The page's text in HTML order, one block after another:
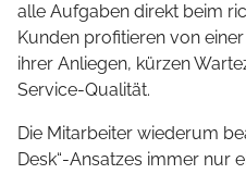
alle Aufgaben direkt beim
Kunden profitieren von
ihrer Anliegen, kürzen
Service-Qualität.
Die Mitarbeiter wiederum
Desk“-Ansatzes immer nur